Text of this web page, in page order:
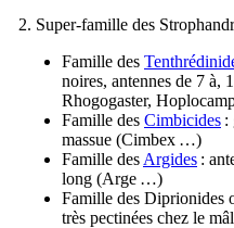
2. Super-famille des
Famille des
noires, antennes de 7 à,
Rhogogaster,
Famille des Cimbicides :
massue (Cimbex …)
Famille des Argides :
long (Arge …)
Famille des Diprionides
très pectinées chez le